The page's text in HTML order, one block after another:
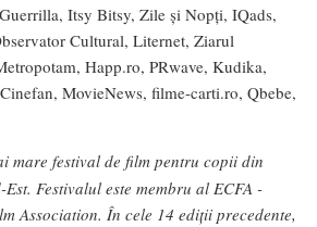
Itsy Bitsy, Zile și Nopți, IQads,
Cultural, Liternet, Ziarul
Happ.ro, PRwave, Kudika,
MovieNews, filme-carti.ro, Qbebe,
mare festival de film pentru copii din
Festivalul este membru al ECFA -
Association. În cele 14 ediții precedente,